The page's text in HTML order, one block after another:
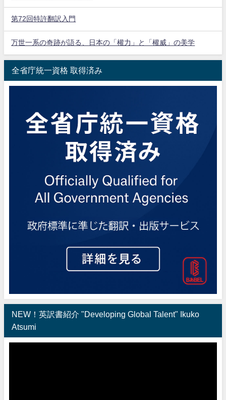
第72回特許翻訳入門
万世一系の奇跡が語る、日本の「權力」と「權威」の美学
全省庁統一資格 取得済み
NEW！英訳書紹介 "Developing Global Talent" Ikuko
Atsumi